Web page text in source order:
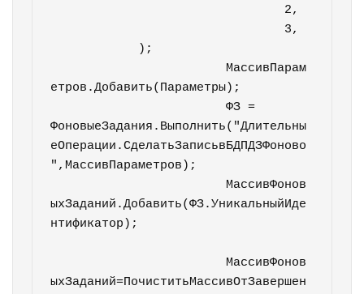
етров.Добавить(Параметры);
			ФЗ =
ФоновыеЗадания.Выполнить("Длительны
еОперации.СделатьЗаписьвБДПДЗФоново
",МассивПараметров);
ыхЗаданий.Добавить(ФЗ.УникальныйИде
нтификатор);
ыхЗаданий=ПочиститьМассивОтЗавершен